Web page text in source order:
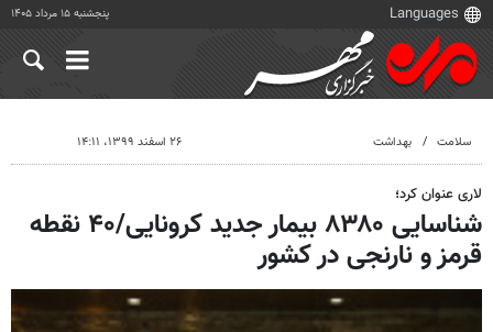
پنجشنبه ۱۵ مرداد ۱۴۰۵
سلامت بهداشت ۲۶ اسفند ۱۳۹۹، ۱۴:۱۱
لاری عنوان کرد؛
شناسایی ۸۳۸۰ بیمار جدید کرونایی/۴۰ نقطه
قرمز و نارنجی در کشور